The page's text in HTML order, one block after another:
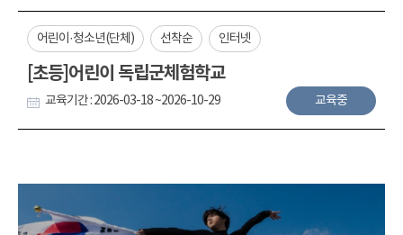
어린이·청소년(단체) 선착순 인터넷
[초등]어린이 독립군체험학교
교육기간 : 2026-03-18 ~2026-10-29 교육중